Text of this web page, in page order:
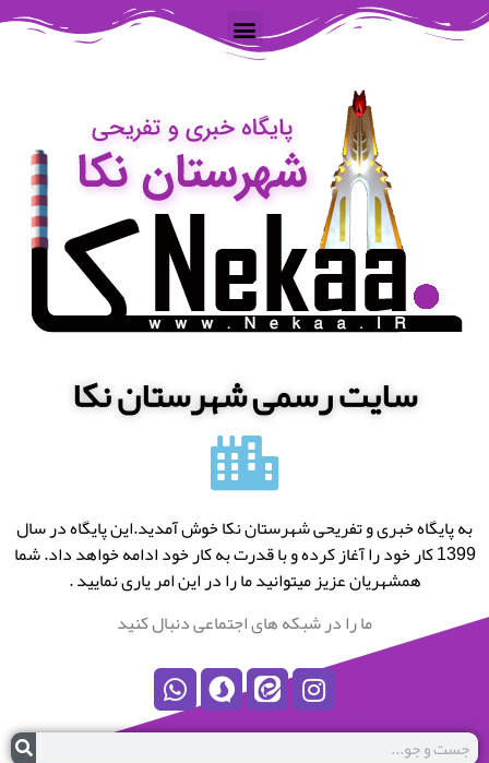
سایت رسمی شهرستان نکا
به پایگاه خبری و تفریحی شهرستان نکا خوش آمدید.این پایگاه در سال
1399 کار خود را آغاز کرده و با قدرت به کار خود ادامه خواهد داد. شما
همشهریان عزیز میتوانید ما را در این امر یاری نمایید .
ما را در شبکه های اجتماعی دنبال کنید